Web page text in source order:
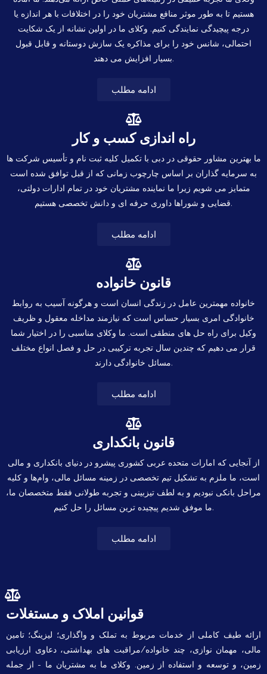
هستیم تا به طور موثر منافع مشتریان خود را در اختلافات با هر اندازه یا
درجه پیچیدگی نمایندگی کنیم. وکلای ما در اولین نشانه از یک شکایت
احتمالی، شانس خود را برای مذاکره یک سازش دوستانه و قابل قبول
بسیار افزایش می دهند.
ادامه مطلب
راه اندازی کسب و کار
ما بهترین مشاور حقوقی در دبی با تکمیل کلیه ثبت نام و تأسیس شرکت ها
به سرمایه گذاران بر اساس چارچوب زمانی که از قبل توافق شده است
متمایز می شویم زیرا ما نماینده مشتریان خود در تمام ادارات دولتی،
قضایی و شوراها داوری حرفه ای و دانش تخصصی هستیم.
ادامه مطلب
قانون خانواده
خانواده مهمترین عامل در زندگی انسان است و هرگونه آسیب به روابط
خانوادگی امری بسیار حساس است که نیازمند مداخله معقول و ظریف
وکیل برای راه حل های منطقی است. ما وکلای مناسبی را در اختیار شما
قرار می دهیم که چندین سال تجربه ترکیبی در حل و فصل انواع مختلف
مسائل خانوادگی دارند.
ادامه مطلب
قانون بانکداری
از آنجایی که امارات متحده عربی کشوری پیشرو در دنیای بانکداری و مالی
است، ما ملزم به تشکیل تیم تخصصی در زمینه مسائل مالی، وام‌ها و کلیه
مراحل بانکی نبودیم و به لطف تیزبینی و تجربه طولانی فقط متخصصان ما،
ما موفق شدیم پیچیده ترین مسائل را حل کنیم.
ادامه مطلب
قوانین املاک و مستغلات
ارائه طیف کاملی از خدمات مربوط به تملک و واگذاری؛ لیزینگ؛ تامین
مالی، مهمان نوازی، چند خانواده/مراقبت های بهداشتی، دعاوی ارزیابی
زمین، و توسعه و استفاده از زمین. وکلای ما به مشتریان ما - از جمله